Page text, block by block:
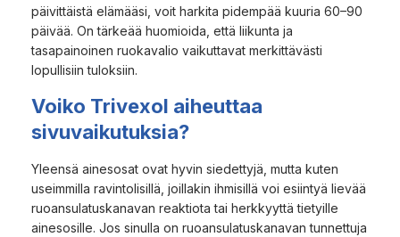
päivittäistä elämääsi, voit harkita pidempää kuuria 60–90
päivää. On tärkeää huomioida, että liikunta ja
tasapainoinen ruokavalio vaikuttavat merkittävästi
lopullisiin tuloksiin.
Voiko Trivexol aiheuttaa
sivuvaikutuksia?
Yleensä ainesosat ovat hyvin siedettyjä, mutta kuten
useimmilla ravintolisillä, joillakin ihmisillä voi esiintyä lievää
ruoansulatuskanavan reaktiota tai herkkyyttä tietyille
ainesosille. Jos sinulla on ruoansulatuskanavan tunnettuja